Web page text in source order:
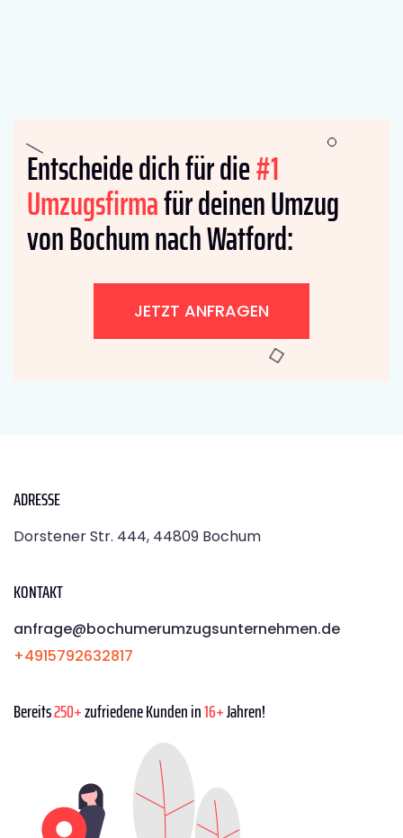
Entscheide dich für die#1
Umzugsfirmafür deinen Umzug
von Bochum nach Watford:
JETZT ANFRAGEN
ADRESSE
Dorstener Str. 444, 44809 Bochum
KONTAKT
anfrage@bochumerumzugsunternehmen.de
+4915792632817
Bereits250+zufriedene Kunden in16+Jahren!